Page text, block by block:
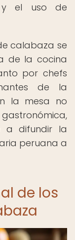
y el uso de
calabaza se
de la cocina
por chefs
de la
la mesa no
a difundir la
peruana a
de los